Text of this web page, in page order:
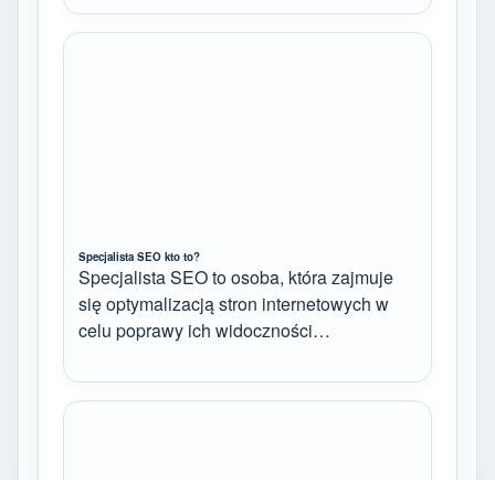
Specjalista SEO kto to?
Specjalista SEO to osoba, która zajmuje
się optymalizacją stron internetowych w
celu poprawy ich widoczności…